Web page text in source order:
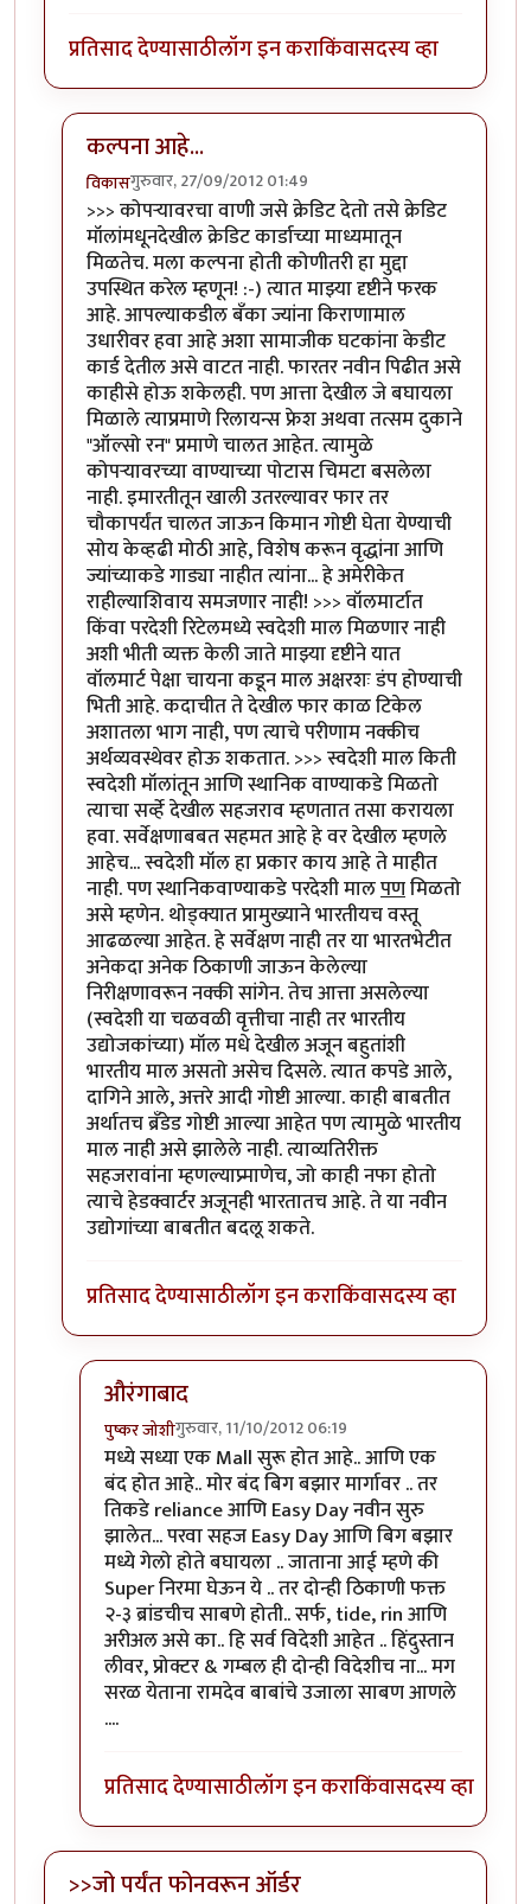
प्रतिसाद देण्यासाठीलॉग इन कराकिंवासदस्य व्हा
कल्पना आहे...
विकासगुरुवार, 27/09/2012 01:49
In reply to+/-byनितिन थत्ते
>>> कोपर्‍यावरचा वाणी जसे क्रेडिट देतो तसे क्रेडिट
मॉलांमधूनदेखील क्रेडिट कार्डाच्या माध्यमातून
मिळतेच. मला कल्पना होती कोणीतरी हा मुद्दा
उपस्थित करेल म्हणून! :-) त्यात माझ्या दृष्टीने फरक
आहे. आपल्याकडील बँका ज्यांना किराणामाल
उधारीवर हवा आहे अशा सामाजीक घटकांना केडीट
कार्ड देतील असे वाटत नाही. फारतर नवीन पिढीत असे
काहीसे होऊ शकेलही. पण आत्ता देखील जे बघायला
मिळाले त्याप्रमाणे रिलायन्स फ्रेश अथवा तत्सम दुकाने
"ऑल्सो रन" प्रमाणे चालत आहेत. त्यामुळे
कोपर्‍यावरच्या वाण्याच्या पोटास चिमटा बसलेला
नाही. इमारतीतून खाली उतरल्यावर फार तर
चौकापर्यंत चालत जाऊन किमान गोष्टी घेता येण्याची
सोय केव्हढी मोठी आहे, विशेष करून वृद्धांना आणि
ज्यांच्याकडे गाड्या नाहीत त्यांना... हे अमेरीकेत
राहील्याशिवाय समजणार नाही! >>> वॉलमार्टात
किंवा परदेशी रिटेलमध्ये स्वदेशी माल मिळणार नाही
अशी भीती व्यक्त केली जाते माझ्या दृष्टीने यात
वॉलमार्ट पेक्षा चायना कडून माल अक्षरशः डंप होण्याची
भिती आहे. कदाचीत ते देखील फार काळ टिकेल
अशातला भाग नाही, पण त्याचे परीणाम नक्कीच
अर्थव्यवस्थेवर होऊ शकतात. >>> स्वदेशी माल किती
स्वदेशी मॉलांतून आणि स्थानिक वाण्याकडे मिळतो
त्याचा सर्व्हे देखील सहजराव म्हणतात तसा करायला
हवा. सर्वेक्षणाबबत सहमत आहे हे वर देखील म्हणले
आहेच... स्वदेशी मॉल हा प्रकार काय आहे ते माहीत
नाही. पण स्थानिकवाण्याकडे परदेशी मालपणमिळतो
असे म्हणेन. थोड्क्यात प्रामुख्याने भारतीयच वस्तू
आढळल्या आहेत. हे सर्वेक्षण नाही तर या भारतभेटीत
अनेकदा अनेक ठिकाणी जाऊन केलेल्या
निरीक्षणावरून नक्की सांगेन. तेच आत्ता असलेल्या
(स्वदेशी या चळवळी वृत्तीचा नाही तर भारतीय
उद्योजकांच्या) मॉल मधे देखील अजून बहुतांशी
भारतीय माल असतो असेच दिसले. त्यात कपडे आले,
दागिने आले, अत्तरे आदी गोष्टी आल्या. काही बाबतीत
अर्थातच ब्रँडेड गोष्टी आल्या आहेत पण त्यामुळे भारतीय
माल नाही असे झालेले नाही. त्याव्यतिरीक्त
सहजरावांना म्हणल्याप्र्माणेच, जो काही नफा होतो
त्याचे हेडक्वार्टर अजूनही भारतातच आहे. ते या नवीन
उद्योगांच्या बाबतीत बदलू शकते.
प्रतिसाद देण्यासाठीलॉग इन कराकिंवासदस्य व्हा
औरंगाबाद
पुष्कर जोशीगुरुवार, 11/10/2012 06:19
In reply toकल्पना आहे...byविकास
मध्ये सध्या एक Mall सुरू होत आहे.. आणि एक
बंद होत आहे.. मोर बंद बिग बझार मार्गावर .. तर
तिकडे reliance आणि Easy Day नवीन सुरु
झालेत... परवा सहज Easy Day आणि बिग बझार
मध्ये गेलो होते बघायला .. जाताना आई म्हणे की
Super निरमा घेऊन ये .. तर दोन्ही ठिकाणी फक्त
२-३ ब्रांडचीच साबणे होती.. सर्फ, tide, rin आणि
अरीअल असे का.. हि सर्व विदेशी आहेत .. हिंदुस्तान
लीवर, प्रोक्टर & गम्बल ही दोन्ही विदेशीच ना... मग
सरळ येताना रामदेव बाबांचे उजाला साबण आणले
....
प्रतिसाद देण्यासाठीलॉग इन कराकिंवासदस्य व्हा
>>जो पर्यंत फोनवरून ऑर्डर